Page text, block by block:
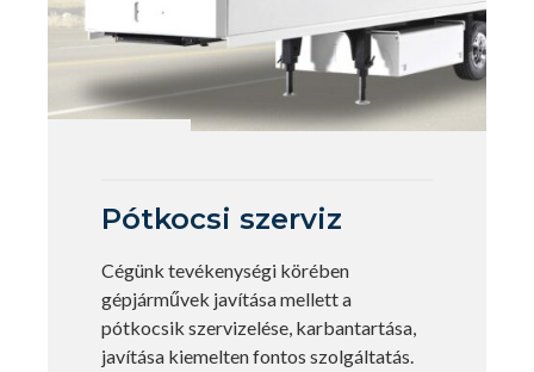
Pótkocsi szerviz
Cégünk tevékenységi körében
gépjárművek javítása mellett a
pótkocsik szervizelése, karbantartása,
javítása kiemelten fontos szolgáltatás.